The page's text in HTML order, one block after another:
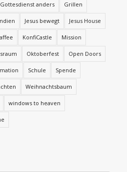
Gottesdienst anders Grillen
Jesus bewegt Jesus House
KonfiCastle Mission
Oktoberfest Open Doors
Schule Spende
Weihnachtsbaum
windows to heaven